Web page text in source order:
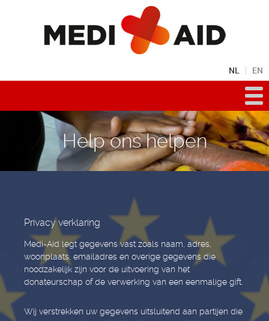
NL EN
Help ons helpen
Privacy verklaring
Medi-Aid legt gegevens vast zoals naam, adres,
woonplaats, emailadres en overige gegevens die
noodzakelijk zijn voor de uitvoering van het
donateurschap of de verwerking van een eenmalige gift.
Wij verstrekken uw gegevens uitsluitend aan partijen die